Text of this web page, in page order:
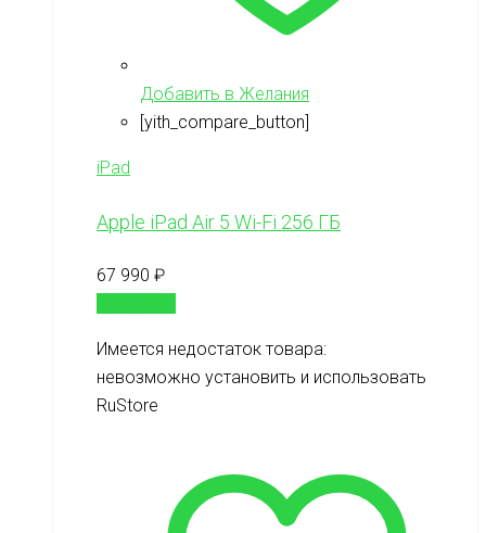
Добавить в Желания
[yith_compare_button]
iPad
Apple iPad Air 5 Wi-Fi 256 ГБ
67 990 ₽
Имеется недостаток товара:
невозможно установить и использовать
RuStore